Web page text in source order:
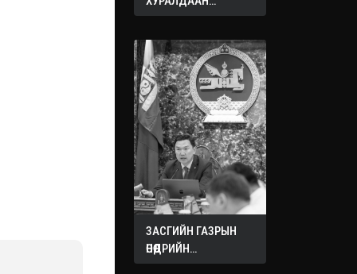
ЭХЭЛЛЭЭ
ЗАСГИЙН ГАЗРЫН
ӨНӨӨДРИЙН
ХУРАЛДААНААС